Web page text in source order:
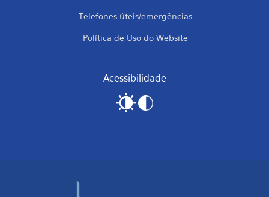
Telefones úteis/emergências
Política de Uso do Website
Acessibilidade